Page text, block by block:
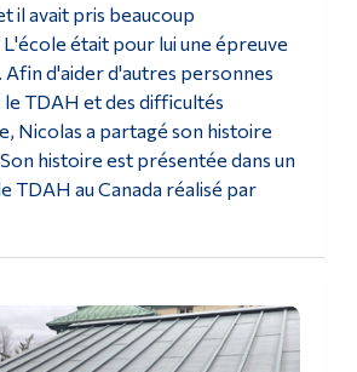
il avait pris beaucoup
était pour lui une épreuve
d'aider d'autres personnes
le TDAH et des difficultés
Nicolas a partagé son histoire
histoire est présentée dans un
TDAH au Canada réalisé par